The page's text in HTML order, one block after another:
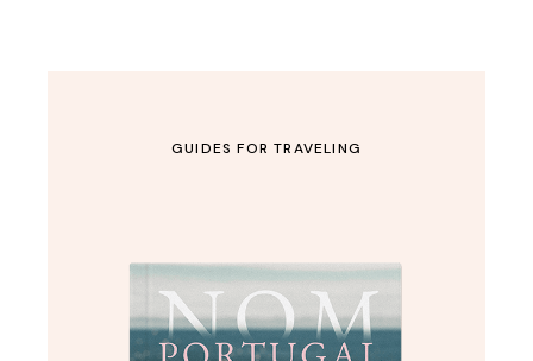
GUIDES FOR TRAVELING